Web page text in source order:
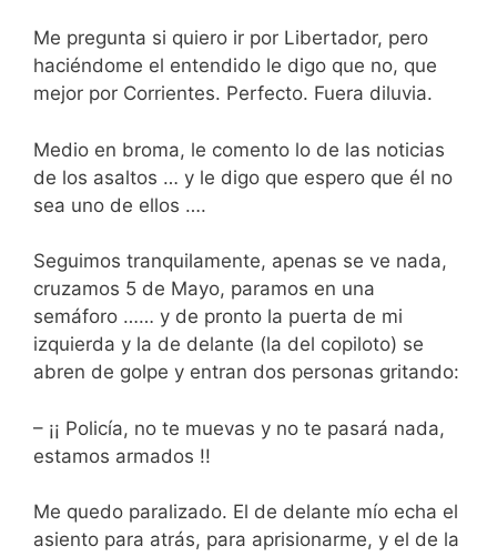
Me pregunta si quiero ir por Libertador, pero
haciéndome el entendido le digo que no, que
mejor por Corrientes. Perfecto. Fuera diluvia.
Medio en broma, le comento lo de las noticias
de los asaltos … y le digo que espero que él no
sea uno de ellos ….
Seguimos tranquilamente, apenas se ve nada,
cruzamos 5 de Mayo, paramos en una
semáforo …… y de pronto la puerta de mi
izquierda y la de delante (la del copiloto) se
abren de golpe y entran dos personas gritando:
– ¡¡ Policía, no te muevas y no te pasará nada,
estamos armados !!
Me quedo paralizado. El de delante mío echa el
asiento para atrás, para aprisionarme, y el de la